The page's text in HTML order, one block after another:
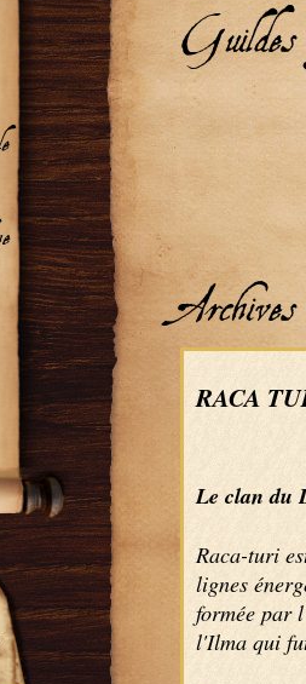
Archives
RACA
Le clan du
Raca-turi
lignes
formée par
l'Ilma qui